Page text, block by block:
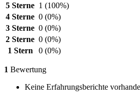
5 Sterne 1 (100%)
4 Sterne 0 (0%)
3 Sterne 0 (0%)
2 Sterne 0 (0%)
1 Stern
0 (0%)
1 Bewertung
Keine Erfahrungsberichte